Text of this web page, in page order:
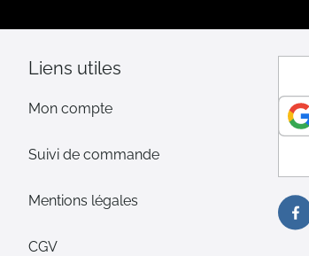
Liens utiles
Mon compte
Suivi de commande
Mentions légales
CGV